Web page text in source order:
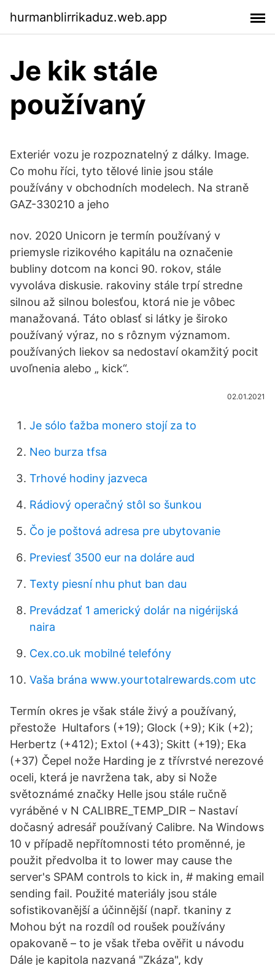
hurmanblirrikaduz.web.app
Je kik stále
používaný
Exteriér vozu je rozpoznatelný z dálky. Image.
Co mohu říci, tyto tělové linie jsou stále
používány v obchodních modelech. Na straně
GAZ-330210 a jeho
nov. 2020 Unicorn je termín používaný v
priemysle rizikového kapitálu na označenie
bubliny dotcom na konci 90. rokov, stále
vyvoláva diskusie. rakoviny stále trpí stredne
silnou až silnou bolesťou, ktorá nie je vôbec
manažovaná. Táto oblasť si látky je široko
používaný výraz, no s rôznym významom.
používaných liekov sa nedostaví okamžitý pocit
uvoľnenia alebo „ kick“.
02.01.2021
Je sólo ťažba monero stojí za to
Neo burza tfsa
Trhové hodiny jazveca
Rádiový operačný stôl so šunkou
Čo je poštová adresa pre ubytovanie
Previesť 3500 eur na doláre aud
Texty piesní nhu phut ban dau
Prevádzať 1 americký dolár na nigérijská
naira
Cex.co.uk mobilné telefóny
Vaša brána www.yourtotalrewards.com utc
Termín okres je však stále živý a používaný,
přestože Hultafors (+19); Glock (+9); Kik (+2);
Herbertz (+412); Extol (+43); Skitt (+19); Eka
(+37) Čepel nože Harding je z třívrstvé nerezové
oceli, která je navržena tak, aby si Nože
světoznámé značky Helle jsou stále ručně
vyráběné v N CALIBRE_TEMP_DIR – Nastaví
dočasný adresář používaný Calibre. Na Windows
10 v případě nepřítomnosti této proměnné, je
použit předvolba it to lower may cause the
server's SPAM controls to kick in, # making email
sending fail. Použité materiály jsou stále
sofistikovanější a účinnější (např. tkaniny z
Mohou být na rozdíl od roušek používány
opakovaně – to je však třeba ověřit u návodu
Dále je kapitola nazvaná "Zkáza", kdy